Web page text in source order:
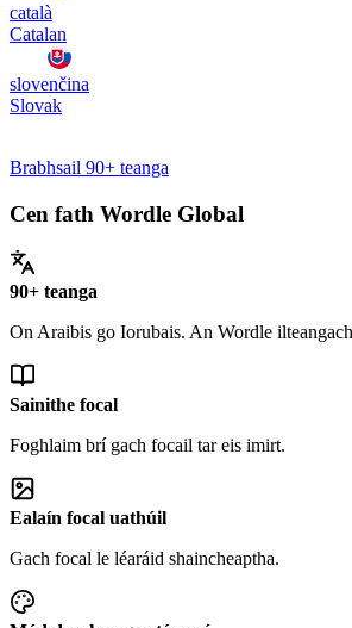
català
Catalan
slovenčina
Slovak
Brabhsail 90+ teanga
Cen fath Wordle Global
90+ teanga
On Araibis go Iorubais. An Wordle
Sainithe focal
Foghlaim brí gach focail tar eis imirt.
Ealaín focal uathúil
Gach focal le léaráid shaincheaptha.